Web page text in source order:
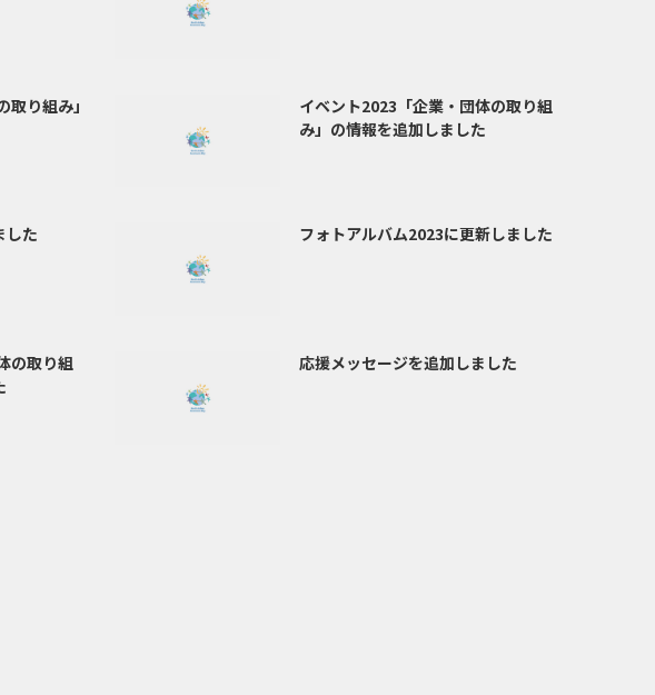
り組み」
イベント2023「企業・団体の取り組
み」の情報を追加しました
した フォトアルバム2023に更新しました
の取り組
応援メッセージを追加しました